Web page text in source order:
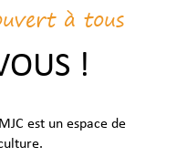
à tous
!
est un espace de